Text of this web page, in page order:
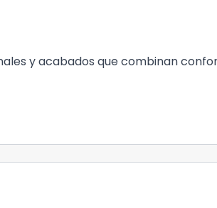
y acabados que combinan